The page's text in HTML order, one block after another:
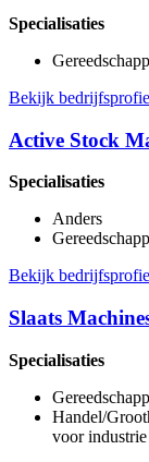
Specialisaties
Bekijk
Active Stock
Specialisaties
Anders
Bekijk
Slaats
Specialisaties
Handel/
voor industrie